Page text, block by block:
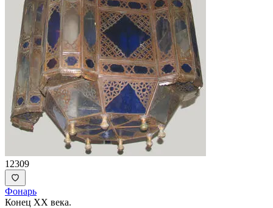
12309
Фонарь
Конец XX века.